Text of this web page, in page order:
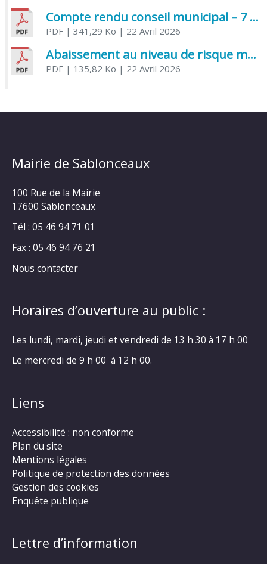
Compte rendu conseil municipal – 7 avril 2026
PDF| 341,29 Ko | 22 Avril 2026
Abaissement au niveau de risque modéré de l’Influenza aviaire
PDF| 135,82 Ko | 22 Avril 2026
Mairie de Sablonceaux
100 Rue de la Mairie
17600 Sablonceaux
Tél : 05 46 94 71 01
Fax : 05 46 94 76 21
Nous contacter
Horaires d’ouverture au public :
Les lundi, mardi, jeudi et vendredi de 13 h 30 à 17 h 00
Le mercredi de 9 h 00 à 12 h 00.
Liens
Accessibilité : non conforme
Plan du site
Mentions légales
Politique de protection des données
Gestion des cookies
Enquête publique
Lettre d’information